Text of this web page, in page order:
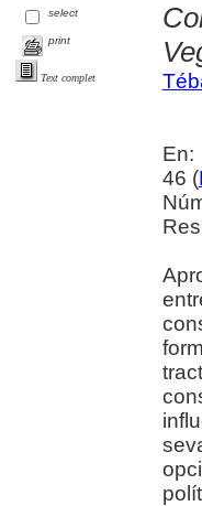
select
print
Text complet
En:
46 (